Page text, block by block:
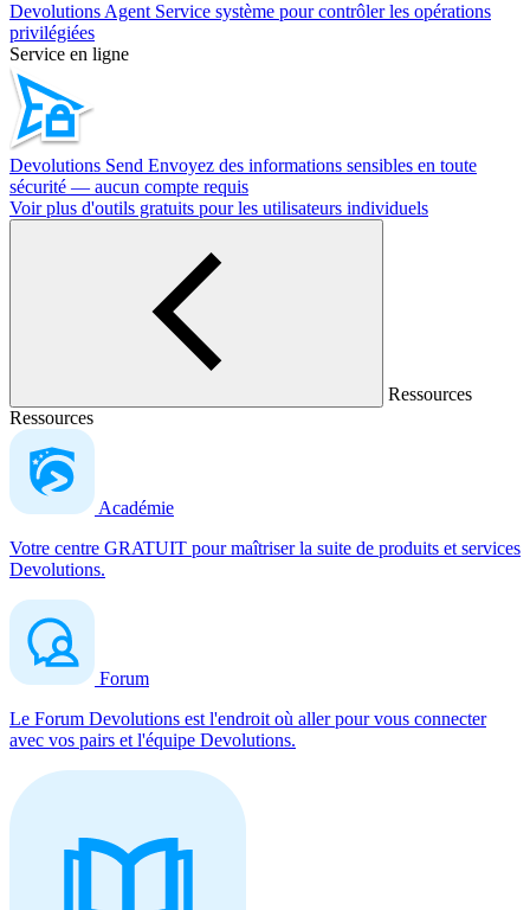
Devolutions Agent Service système pour contrôler les opérations
privilégiées
Service en ligne
Devolutions Send Envoyez des informations sensibles en toute
sécurité — aucun compte requis
Voir plus d'outils gratuits pour les utilisateurs individuels
Ressources
Ressources
Académie
Votre centre GRATUIT pour maîtriser la suite de produits et services
Devolutions.
Forum
Le Forum Devolutions est l'endroit où aller pour vous connecter
avec vos pairs et l'équipe Devolutions.